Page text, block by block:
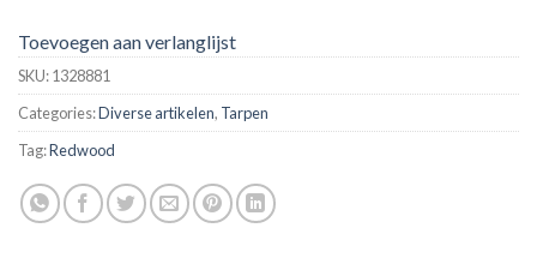
Toevoegen aan verlanglijst
SKU:1328881
Categories:Diverse artikelen, Tarpen
Tag:Redwood